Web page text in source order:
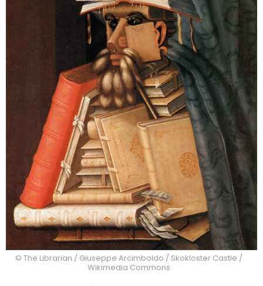
© The Librarian / Giuseppe Arcimboldo / Skokloster Castle /
Wikimedia Commons